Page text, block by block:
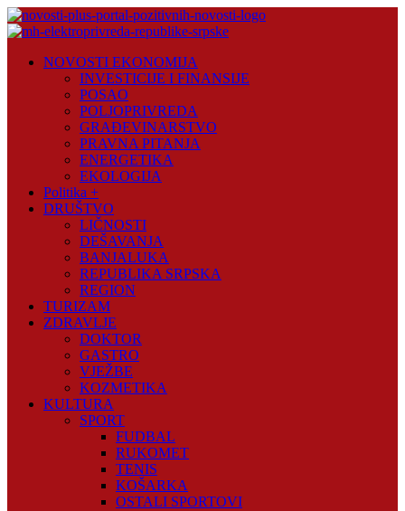
Skip
to
Plus
NOVOSTI EKONOMIJA
INVESTICIJE I FINANSIJE
POSAO
POLJOPRIVREDA
GRAĐEVINARSTVO
PRAVNA PITANJA
ENERGETIKA
EKOLOGIJA
Politika +
DRUŠTVO
LIČNOSTI
DEŠAVANJA
BANJALUKA
REPUBLIKA SRPSKA
REGION
TURIZAM
ZDRAVLJE
DOKTOR
GASTRO
VJEŽBE
KOZMETIKA
KULTURA
SPORT
FUDBAL
RUKOMET
TENIS
KOŠARKA
OSTALI SPORTOVI